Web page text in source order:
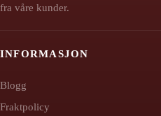
fra våre kunder.
INFORMASJON
Blogg
Fraktpolicy